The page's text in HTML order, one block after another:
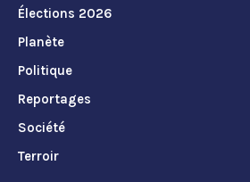
Élections 2026
Planète
Politique
Reportages
Société
Terroir